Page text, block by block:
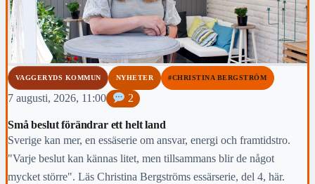
VAGGERYDS KOMMUN NYHETER #CHRISTINA BERGSTRÖM
7 augusti, 2026, 11:00 2
Små beslut förändrar ett helt land
Sverige kan mer, en essäserie om ansvar, energi och framtidstro.
"Varje beslut kan kännas litet, men tillsammans blir de något
mycket större". Läs Christina Bergströms essärserie, del 4, här.